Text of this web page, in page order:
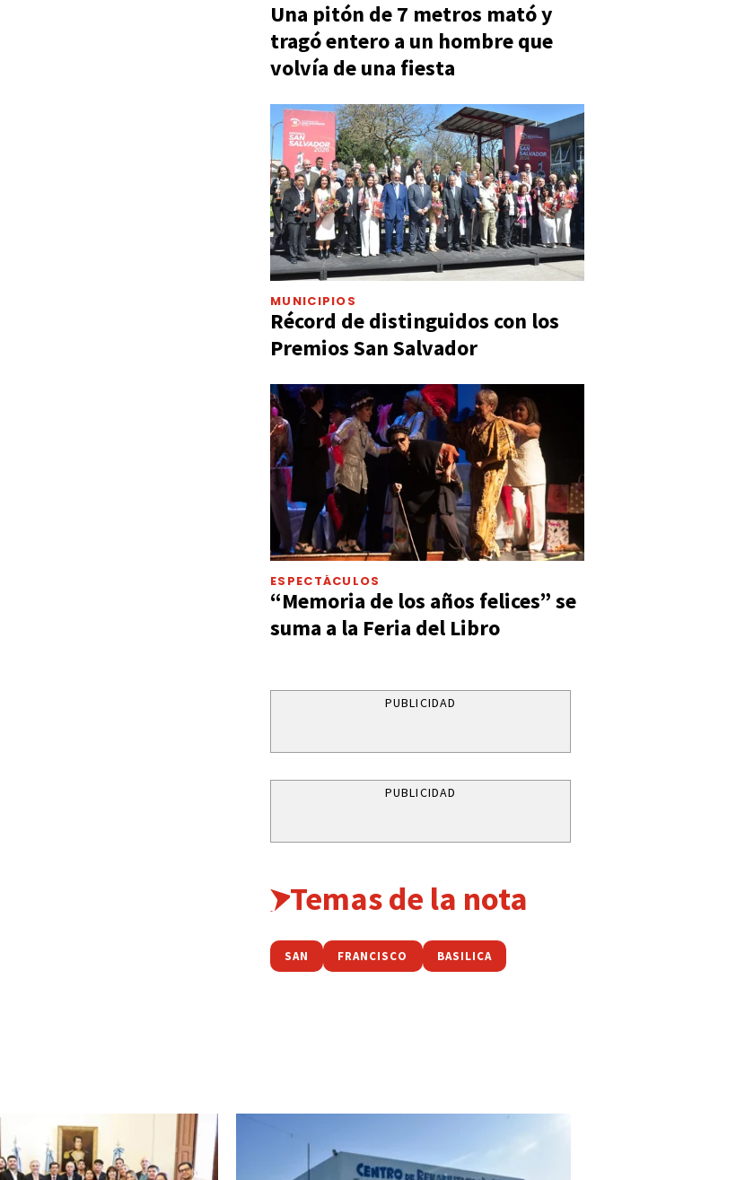
Una pitón de 7 metros mató y
tragó entero a un hombre que
volvía de una fiesta
MUNICIPIOS
Récord de distinguidos con los
Premios San Salvador
ESPECTÁCULOS
“Memoria de los años felices” se
suma a la Feria del Libro
PUBLICIDAD
PUBLICIDAD
Temas de la nota
SAN FRANCISCO BASILICA